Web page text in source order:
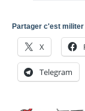
Partager c'est militer
X
Telegram